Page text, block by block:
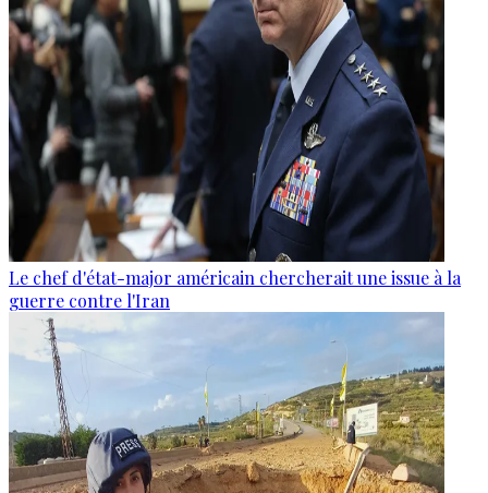
Le chef d'état-major américain chercherait une issue à la
guerre contre l'Iran